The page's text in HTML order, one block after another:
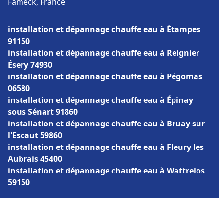
installation et dépannage chauffe eau à Étampes
91150
installation et dépannage chauffe eau à Reignier
Ésery 74930
installation et dépannage chauffe eau à Pégomas
06580
installation et dépannage chauffe eau à Épinay
sous Sénart 91860
installation et dépannage chauffe eau à Bruay sur
l'Escaut 59860
installation et dépannage chauffe eau à Fleury les
Aubrais 45400
installation et dépannage chauffe eau à Wattrelos
59150